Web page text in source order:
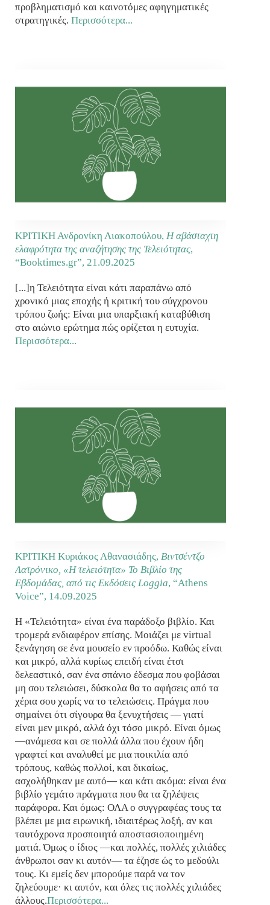
προβληματισμό και καινοτόμες αφηγηματικές
στρατηγικές. Περισσότερα...
ΚΡΙΤΙΚΗ Ανδρονίκη Λιακοπούλου, Η αβάσταχτη
ελαφρότητα της αναζήτησης της Τελειότητας,
“Booktimes.gr”, 21.09.2025
[...]η Τελειότητα είναι κάτι παραπάνω από
χρονικό μιας εποχής ή κριτική του σύγχρονου
τρόπου ζωής: Είναι μια υπαρξιακή καταβύθιση
στο αιώνιο ερώτημα πώς ορίζεται η ευτυχία.
Περισσότερα...
ΚΡΙΤΙΚΗ Κυριάκος Αθανασιάδης, Βιντσέντζο
Λατρόνικο, «Η τελειότητα» Το Βιβλίο της
Εβδομάδας, από τις Εκδόσεις Loggia, “Athens
Voice”, 14.09.2025
H «Τελειότητα» είναι ένα παράδοξο βιβλίο. Και
τρομερά ενδιαφέρον επίσης. Μοιάζει με virtual
ξενάγηση σε ένα μουσείο εν προόδω. Καθώς είναι
και μικρό, αλλά κυρίως επειδή είναι έτσι
δελεαστικό, σαν ένα σπάνιο έδεσμα που φοβάσαι
μη σου τελειώσει, δύσκολα θα το αφήσεις από τα
χέρια σου χωρίς να το τελειώσεις. Πράγμα που
σημαίνει ότι σίγουρα θα ξενυχτήσεις — γιατί
είναι μεν μικρό, αλλά όχι τόσο μικρό. Είναι όμως
—ανάμεσα και σε πολλά άλλα που έχουν ήδη
γραφτεί και αναλυθεί με μια ποικιλία από
τρόπους, καθώς πολλοί, και δικαίως,
ασχολήθηκαν με αυτό— και κάτι ακόμα: είναι ένα
βιβλίο γεμάτο πράγματα που θα τα ζηλέψεις
παράφορα. Και όμως: ΟΛΑ ο συγγραφέας τους τα
βλέπει με μια ειρωνική, ιδιαιτέρως λοξή, αν και
ταυτόχρονα προσποιητά αποστασιοποιημένη
ματιά. Όμως ο ίδιος —και πολλές, πολλές χιλιάδες
άνθρωποι σαν κι αυτόν— τα έζησε ώς το μεδούλι
τους. Κι εμείς δεν μπορούμε παρά να τον
ζηλεύουμε· κι αυτόν, και όλες τις πολλές χιλιάδες
άλλους.Περισσότερα...